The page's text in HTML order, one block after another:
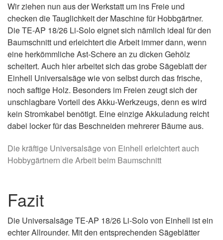
Wir ziehen nun aus der Werkstatt um ins Freie und
checken die Tauglichkeit der Maschine für Hobbgärtner.
Die TE-AP 18/26 Li-Solo eignet sich nämlich ideal für den
Baumschnitt und erleichtert die Arbeit immer dann, wenn
eine herkömmliche Ast-Schere an zu dicken Gehölz
scheitert. Auch hier arbeitet sich das grobe Sägeblatt der
Einhell Universalsäge wie von selbst durch das frische,
noch saftige Holz. Besonders im Freien zeugt sich der
unschlagbare Vorteil des Akku-Werkzeugs, denn es wird
kein Stromkabel benötigt. Eine einzige Akkuladung reicht
dabei locker für das Beschneiden mehrerer Bäume aus.
Die kräftige Universalsäge von Einhell erleichtert auch
Hobbygärtnern die Arbeit beim Baumschnitt
Fazit
Die Universalsäge TE-AP 18/26 Li-Solo von Einhell ist ein
echter Allrounder. Mit den entsprechenden Sägeblätter